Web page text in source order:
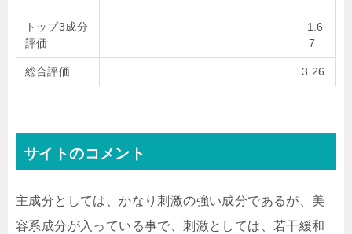
トップ3成分
評価
1.6
7
総合評価 3.26
サイトのコメント
主成分としては、かなり刺激の強い成分であるが、美
容系成分が入っている事で、刺激としては、若干緩和